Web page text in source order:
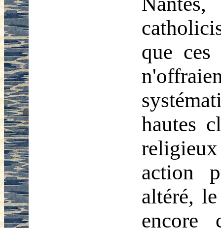
que ces
hautes
action
altéré,
encore